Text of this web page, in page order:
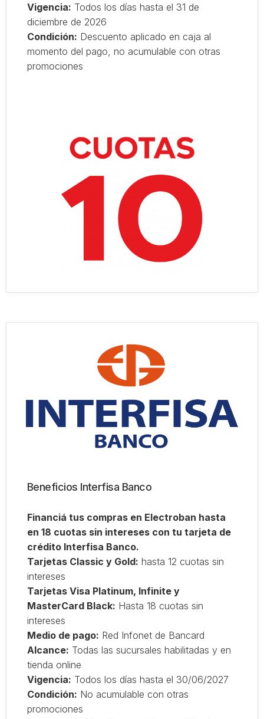
Vigencia: Todos los días hasta el 31 de
diciembre de 2026
Condición: Descuento aplicado en caja al
momento del pago, no acumulable con otras
promociones
Beneficios Interfisa Banco
Financiá tus compras en Electroban hasta
en 18 cuotas sin intereses con tu tarjeta de
crédito Interfisa Banco.
Tarjetas Classic y Gold: hasta 12 cuotas sin
intereses
Tarjetas Visa Platinum, Infinite y
MasterCard Black: Hasta 18 cuotas sin
intereses
Medio de pago: Red Infonet de Bancard
Alcance: Todas las sucursales habilitadas y en
tienda online
Vigencia: Todos los días hasta el 30/06/2027
Condición: No acumulable con otras
promociones